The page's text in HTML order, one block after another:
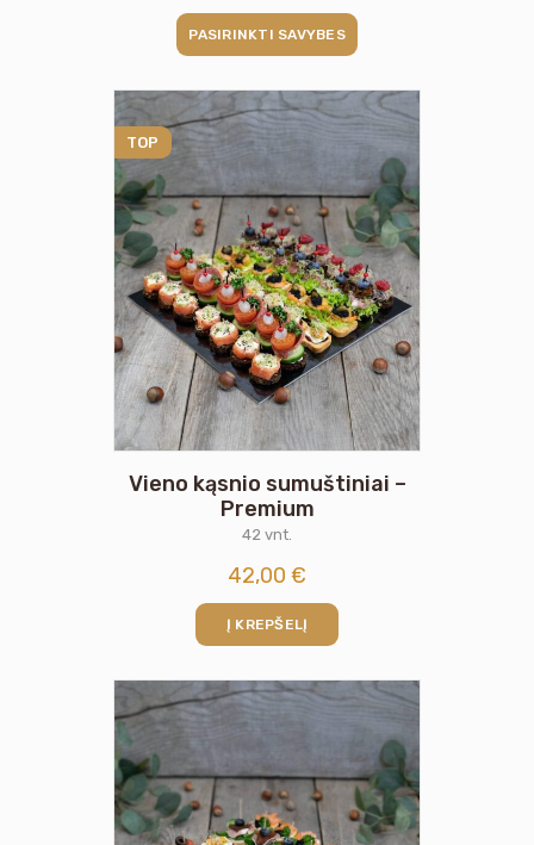
PASIRINKTI SAVYBES
TOP
Vieno kąsnio sumuštiniai –
Premium
42 vnt.
42,00 €
Į KREPŠELĮ